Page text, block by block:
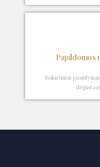
Papildomos
Išskirtiniai